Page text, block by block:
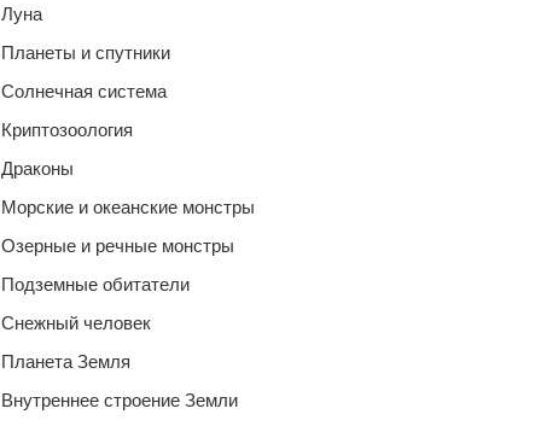
Луна
Планеты и спутники
Солнечная система
Криптозоология
Драконы
Морские и океанские монстры
Озерные и речные монстры
Подземные обитатели
Снежный человек
Планета Земля
Внутреннее строение Земли